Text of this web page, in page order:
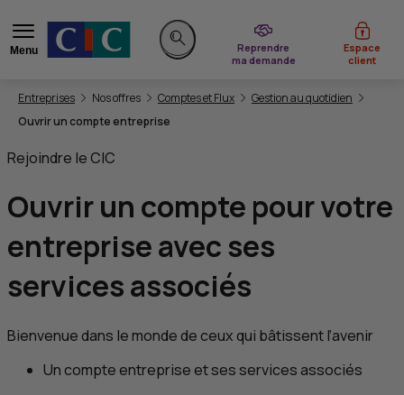
Menu
Rechercher sur le site
Reprendre
ma demande
du CIC
Espace
client
Vous êtes ici:
Entreprises Nos offres Comptes et Flux
Gestion au quotidien
Ouvrir un compte entreprise
Rejoindre leCIC
Ouvrir un compte pour votre
entreprise avecses
services associés
Bienvenue dans le monde de ceux qui bâtissent l’avenir
Un compte entreprise et ses services associés